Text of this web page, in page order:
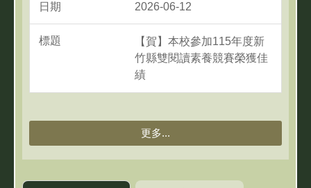
2026-06-12
【賀】本校參加115年度新
竹縣雙閱讀素養競賽榮獲佳
績
更多...